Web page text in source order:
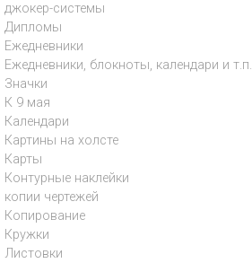
джокер-системы
Дипломы
Ежедневники
Ежедневники, блокноты, календари и т.п.
Значки
К 9 мая
Календари
Картины на холсте
Карты
Контурные наклейки
копии чертежей
Копирование
Кружки
Листовки